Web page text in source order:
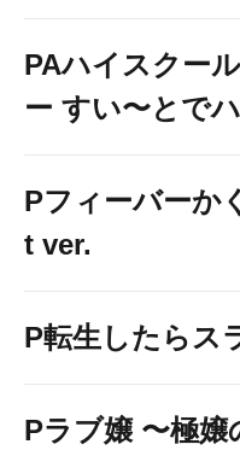
PAハイスクー
ー すい〜とで
Pフィーバーか
t ver.
P転生したらス
Pラブ嬢 〜極嬢